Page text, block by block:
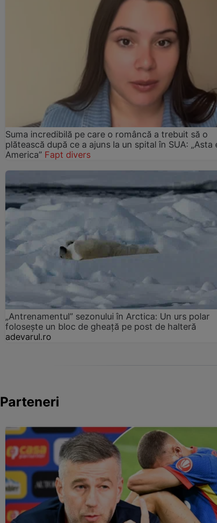
Suma incredibilă pe care o româncă a trebuit să o
plătească după ce a ajuns la un spital în SUA: „Asta
America” Fapt divers
„Antrenamentul” sezonului în Arctica: Un urs polar
folosește un bloc de gheață pe post de halteră
adevarul.ro
Parteneri